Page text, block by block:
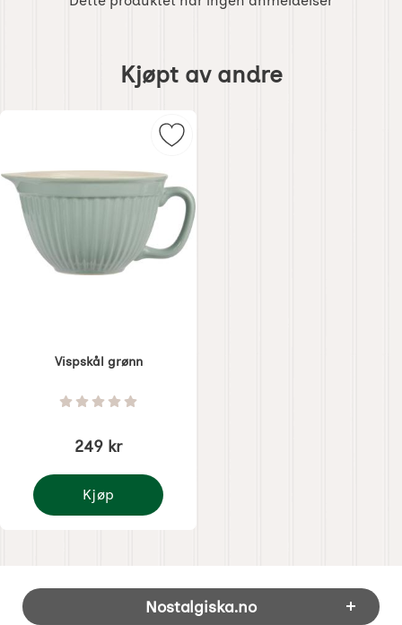
andre
Kjøpt av andre
Vispskål grønn
Varenummer 4815Vurdering: 0 Stjerne av 5
249 kr
Kjøp
Vispskål grønn
Merk vispskål grønn som favoritt
Footer-innhold Blandet informasjon og
Nostalgiska.no